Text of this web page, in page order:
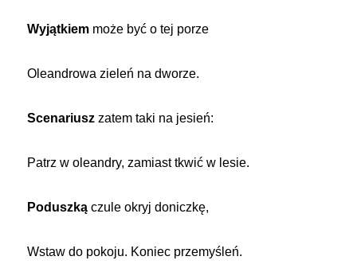
Wyjątkiem może być o tej porze
Oleandrowa zieleń na dworze.
Scenariusz zatem taki na jesień:
Patrz w oleandry, zamiast tkwić w lesie.
Poduszką czule okryj doniczkę,
Wstaw do pokoju. Koniec przemyśleń.